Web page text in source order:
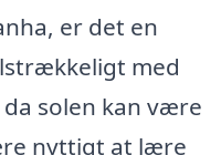
er det en
med
solen kan være
nyttigt at lære